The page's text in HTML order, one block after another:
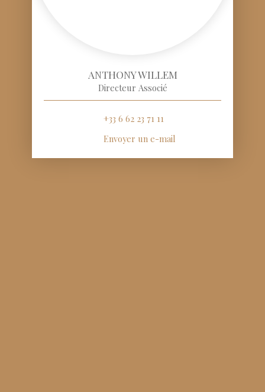
ANTHONY WILLEM
Directeur Associé
+33 6 62 23 71 11
Envoyer un e-mail